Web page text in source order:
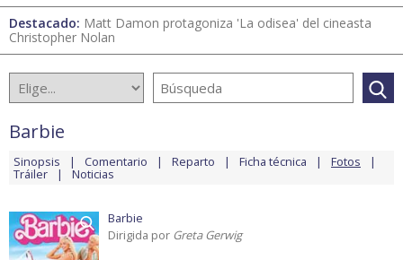
Destacado: Matt Damon protagoniza 'La odisea' del cineasta
Christopher Nolan
Barbie
Sinopsis Comentario Reparto Ficha técnica Fotos
Tráiler Noticias
Barbie
Dirigida por Greta Gerwig